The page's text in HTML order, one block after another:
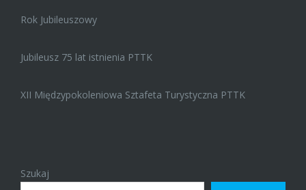
Rok Jubileuszowy
Jubileusz 75 lat istnienia PTTK
XII Międzypokoleniowa Sztafeta Turystyczna PTTK
Szukaj